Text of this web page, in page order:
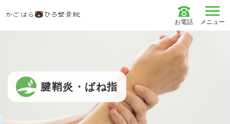
お電話 メニュー
腱鞘炎・ばね指